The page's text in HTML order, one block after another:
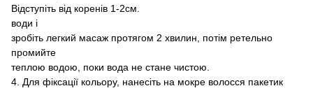
Відступіть від коренів 1-2см.
води і
зробіть легкий масаж протягом 2 хвилин
потім ретельно
промийте
теплою водою, поки вода не стане чистою.
4. Для фіксації кольору, нанесіть на мокре волосся пакетик